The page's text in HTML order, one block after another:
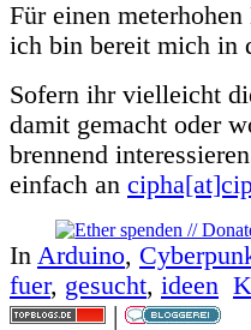
Für einen
ich bin bereit mich in
Sofern ihr vielleicht
damit gemacht oder
brennend
einfach an
In Arduino,
fuer, gesucht, ideen